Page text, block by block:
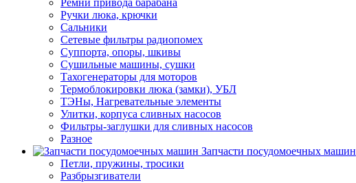
Ремни привода барабана
Ручки люка, крючки
Сальники
Сетевые фильтры радиопомех
Суппорта, опоры, шкивы
Сушильные машины, сушки
Тахогенераторы для моторов
Термоблокировки люка (замки), УБЛ
ТЭНы, Нагревательные элементы
Улитки, корпуса сливных насосов
Фильтры-заглушки для сливных насосов
Разное
Запчасти посудомоечных машин
Петли, пружины, тросики
Разбрызгиватели